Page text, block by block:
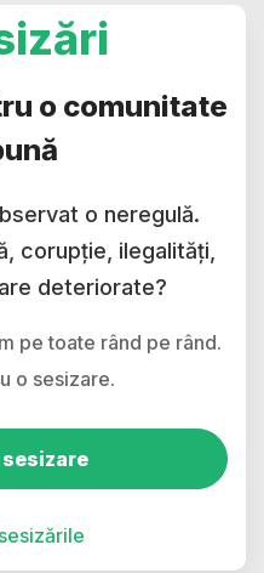
o comunitate
o neregulă.
corupție, ilegalități,
deteriorate?
pe toate rând pe rând.
o sesizare.